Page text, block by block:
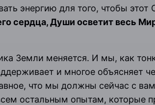
энергию для того, чтобы
сердца, Души осветит весь
Земли меняется. И мы, как
и многое объясняет
что мы должны сейчас с
остальным опытам, которые